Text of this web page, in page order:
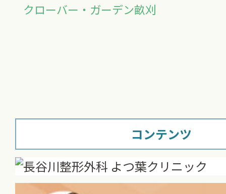
クローバー・ガーデン畝刈
コンテンツ